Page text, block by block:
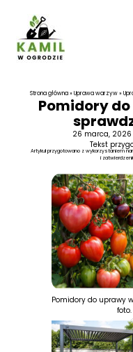
Strona główna»Uprawa warzyw»
Pomidory
26 marca, 2026
Tekst
Artykuł przygotowano z wykorzystaniem
i
Pomidory do uprawy